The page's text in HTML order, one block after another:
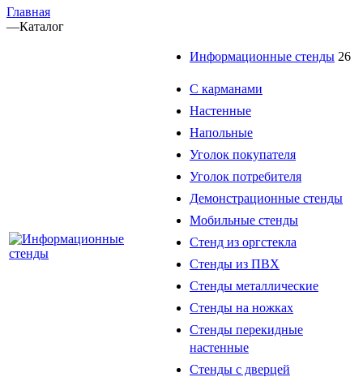
Главная
—Каталог
Информационные стенды 26
С карманами
Настенные
Напольные
Уголок покупателя
Уголок потребителя
Демонстрационные стенды
Мобильные стенды
Стенд из оргстекла
Стенды из ПВХ
Стенды металлические
Стенды на ножках
Стенды перекидные
настенные
Стенды с дверцей